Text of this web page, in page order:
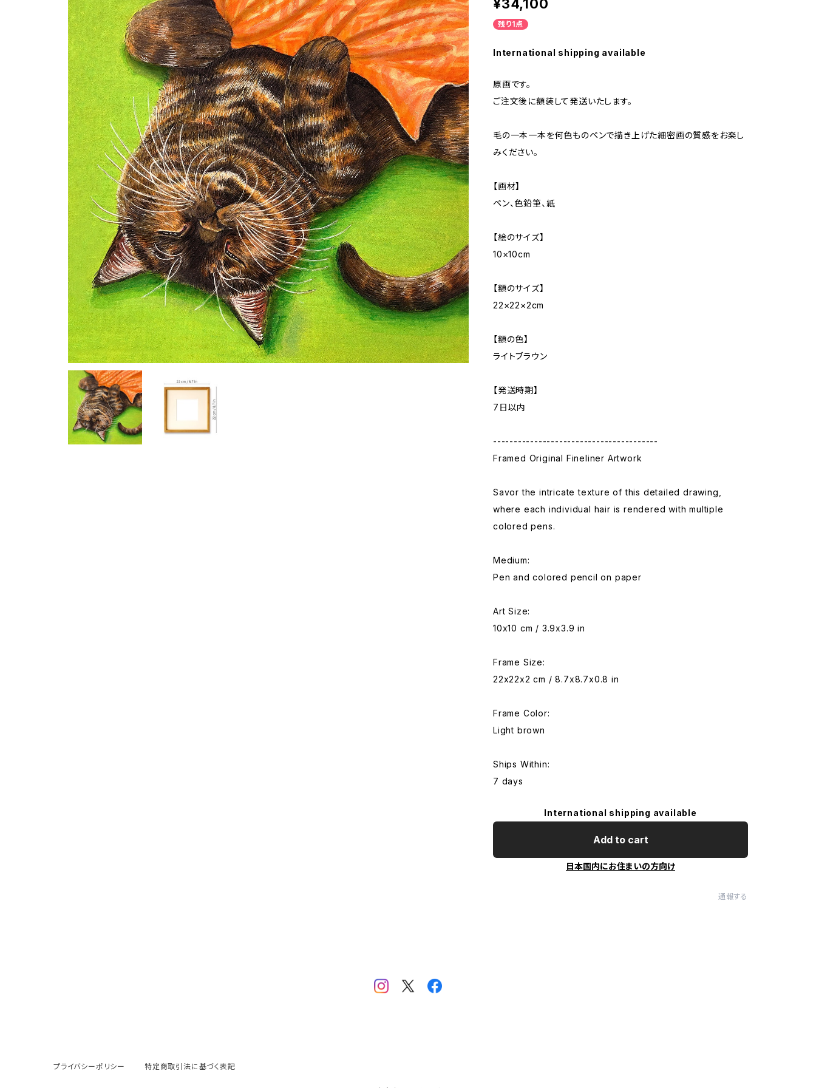
¥34,100
残り1点
International shipping available
原画です。
ご注文後に額装して発送いたします。
毛の一本一本を何色ものペンで描き上げた細密画の質感をお楽し
みください。
【画材】
ペン、色鉛筆、紙
【絵のサイズ】
10×10cm
【額のサイズ】
22×22×2cm
【額の色】
ライトブラウン
【発送時期】
7日以内
----------------------------------------
Framed Original Fineliner Artwork
Savor the intricate texture of this detailed drawing,
where each individual hair is rendered with multiple
colored pens.
Medium:
Pen and colored pencil on paper
Art Size:
10x10 cm / 3.9x3.9 in
Frame Size:
22x22x2 cm / 8.7x8.7x0.8 in
Frame Color:
Light brown
Ships Within:
7 days
International shipping available
Add to cart
日本国内にお住まいの方向け
通報する
プライバシーポリシー 特定商取引法に基づく表記